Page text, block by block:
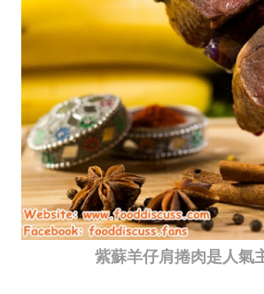
紫蘇羊仔肩捲肉是人氣